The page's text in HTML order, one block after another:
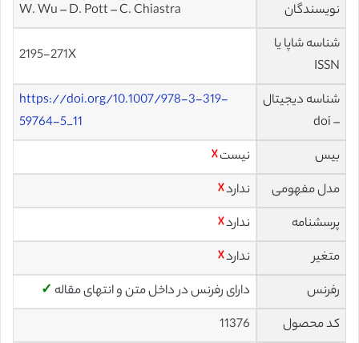
نویسندگان
W. Wu – D. Pott – C. Chiastra
شناسه شاپا یا
ISSN
2195-271X
شناسه دیجیتال
– doi
https://doi.org/10.1007/978-3-319-
59764-5_11
بیس
نیست☓
مدل مفهومی
ندارد☓
پرسشنامه
ندارد☓
متغیر
ندارد☓
رفرنس
دارای رفرنس در داخل متن و انتهای مقاله ✓
کد محصول
11376